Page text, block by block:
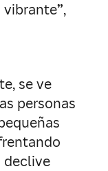
vibrante”,
se ve
personas
declive